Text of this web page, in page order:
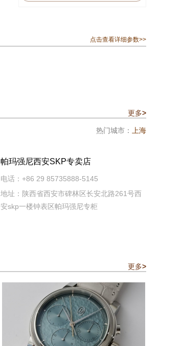
点击查看详细参数>>
更多>
热门城市： 上海
帕玛强尼西安SKP专卖店
电话：+86 29 85735888-5145
地址：陕西省西安市碑林区长安北路261号西
安skp一楼钟表区帕玛强尼专柜
更多>